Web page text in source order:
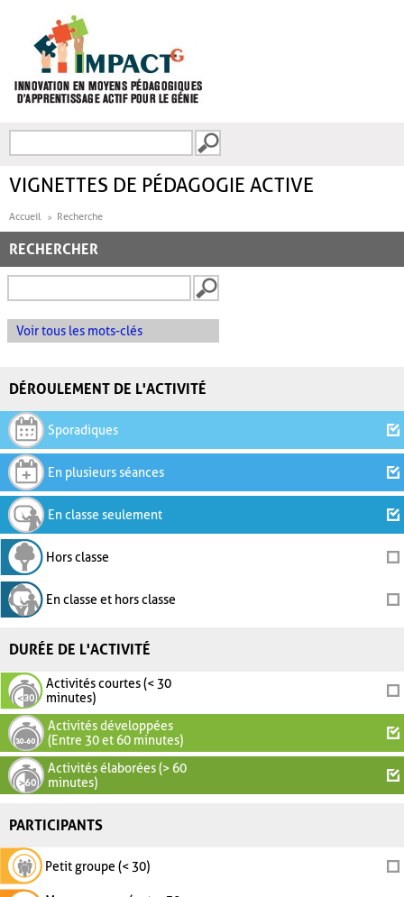
FORMULAIRE DE
VIGNETTES DE PÉDAGOGIE ACTIVE
Accueil Recherche
RECHERCHER
Voir tous les mots-clés
DÉROULEMENT DE L'ACTIVITÉ
Sporadiques
En plusieurs séances
En classe seulement
Hors classe
En classe et hors classe
DURÉE DE L'ACTIVITÉ
Activités courtes (< 30
minutes)
Activités développées
(Entre 30 et 60 minutes)
Activités élaborées (> 60
minutes)
PARTICIPANTS
Petit groupe (< 30)